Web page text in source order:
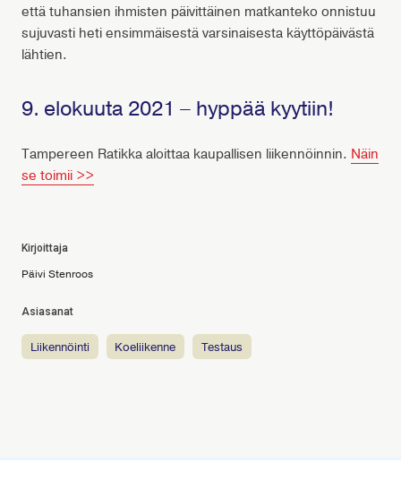
että tuhansien ihmisten päivittäinen matkanteko onnistuu
sujuvasti heti ensimmäisestä varsinaisesta käyttöpäivästä
lähtien.
9. elokuuta 2021 – hyppää kyytiin!
Tampereen Ratikka aloittaa kaupallisen liikennöinnin. Näin
se toimii >>
Kirjoittaja
Päivi Stenroos
Asiasanat
liikennöinti koeliikenne testaus